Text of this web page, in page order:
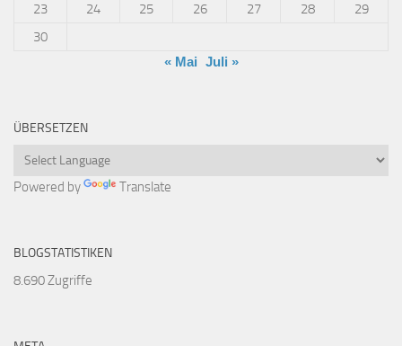
23 24 25 26 27 28
29
30
« Mai Juli »
ÜBERSETZEN
Powered by Translate
BLOGSTATISTIKEN
8.690 Zugriffe